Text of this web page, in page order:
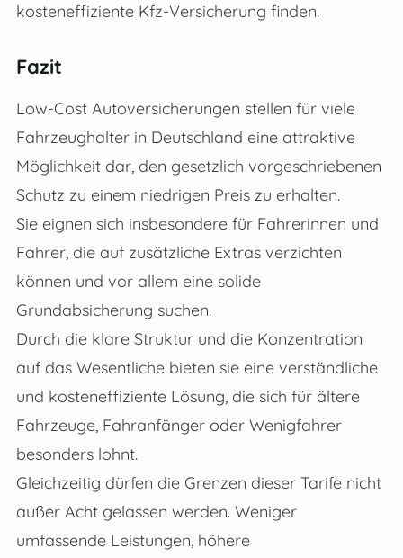
kosteneffiziente Kfz-Versicherung finden.
Fazit
Low-Cost Autoversicherungen stellen für viele
Fahrzeughalter in Deutschland eine attraktive
Möglichkeit dar, den gesetzlich vorgeschriebenen
Schutz zu einem niedrigen Preis zu erhalten.
Sie eignen sich insbesondere für Fahrerinnen und
Fahrer, die auf zusätzliche Extras verzichten
können und vor allem eine solide
Grundabsicherung suchen.
Durch die klare Struktur und die Konzentration
auf das Wesentliche bieten sie eine verständliche
und kosteneffiziente Lösung, die sich für ältere
Fahrzeuge, Fahranfänger oder Wenigfahrer
besonders lohnt.
Gleichzeitig dürfen die Grenzen dieser Tarife nicht
außer Acht gelassen werden. Weniger
umfassende Leistungen, höhere